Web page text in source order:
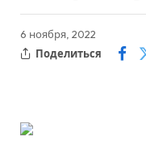
6 ноября, 2022
Поделиться